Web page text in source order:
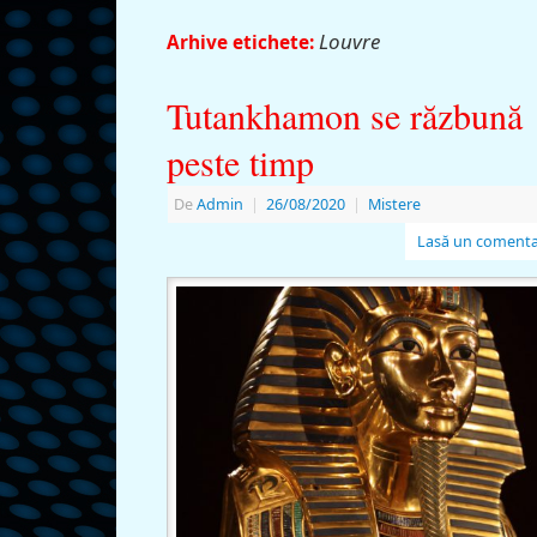
Arhive etichete: Louvre
Tutankhamon se răzbună
peste timp
DeAdmin | 26/08/2020 | Mistere
Lasă un